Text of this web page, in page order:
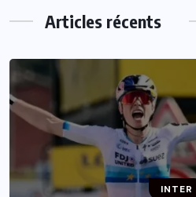
Articles récents
INTER